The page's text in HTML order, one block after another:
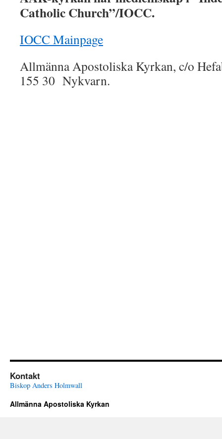
Catholic Church”/IOCC.
IOCC Mainpage
Allmänna Apostoliska Kyrkan, c/o
155 30 Nykvarn.
Kontakt
Biskop Anders Holmwall
Allmänna Apostoliska Kyrkan